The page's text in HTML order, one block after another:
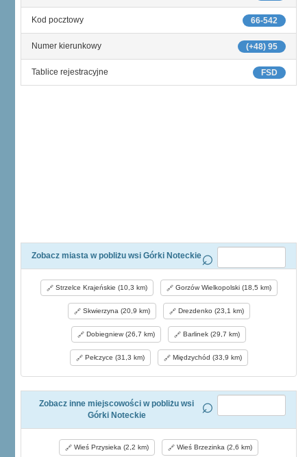
66-542
Kod pocztowy
(+48) 95
Numer kierunkowy
FSD
Tablice rejestracyjne
Zobacz miasta w pobliżu wsi Górki Noteckie
Strzelce Krajeńskie (10,3 km) Gorzów Wielkopolski (18,5 km)
Skwierzyna (20,9 km) Drezdenko (23,1 km)
Dobiegniew (26,7 km) Barlinek (29,7 km)
Pełczyce (31,3 km) Międzychód (33,9 km)
Zobacz inne miejscowości w pobliżu wsi
Górki Noteckie
Wieś Przysieka (2,2 km) Wieś Brzezinka (2,6 km)